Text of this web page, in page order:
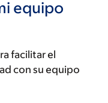
equipo
facilitar el
con su equipo